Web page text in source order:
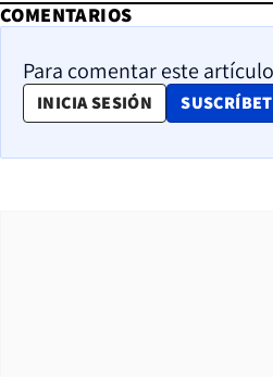
COMENTARIOS
Para comentar este
INICIA SESIÓN OPENS IN